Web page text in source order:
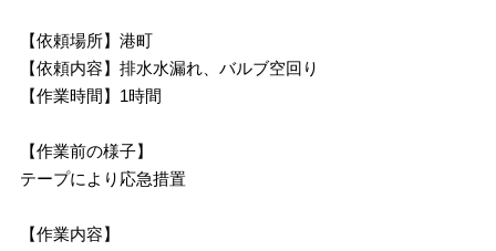
【依頼場所】港町
【依頼内容】排水水漏れ、バルブ空回り
【作業時間】1時間
【作業前の様子】
テープにより応急措置
【作業内容】